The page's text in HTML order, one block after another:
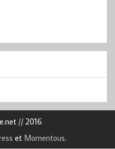
// 2016
et Momentous.